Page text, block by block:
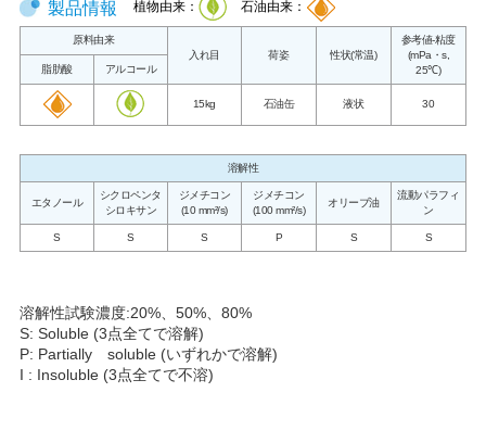
製品情報 植物由来： 石油由来：
原料由来
入れ目
荷姿 性状(常温)
参考値-粘度
(mPa・s,
25℃)
脂肪酸 アルコール
15kg 石油缶 液状 30
溶解性
エタノール
シクロペンタ
シロキサン
ジメチコン
(10 mm²/s)
ジメチコン
(100 mm²/s)
オリーブ油
流動パラフィ
ン
S S S P S S
溶解性試験濃度:20%、50%、80%
S: Soluble (3点全てで溶解)
P: Partially soluble (いずれかで溶解)
I : Insoluble (3点全てで不溶)